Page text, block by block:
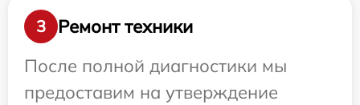
3
Ремонт техники
После полной диагностики мы
предоставим на утверждение